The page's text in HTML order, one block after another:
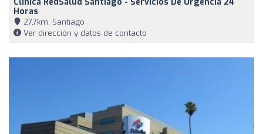
Horas
27,7km, Santiago
Ver dirección y datos de contacto